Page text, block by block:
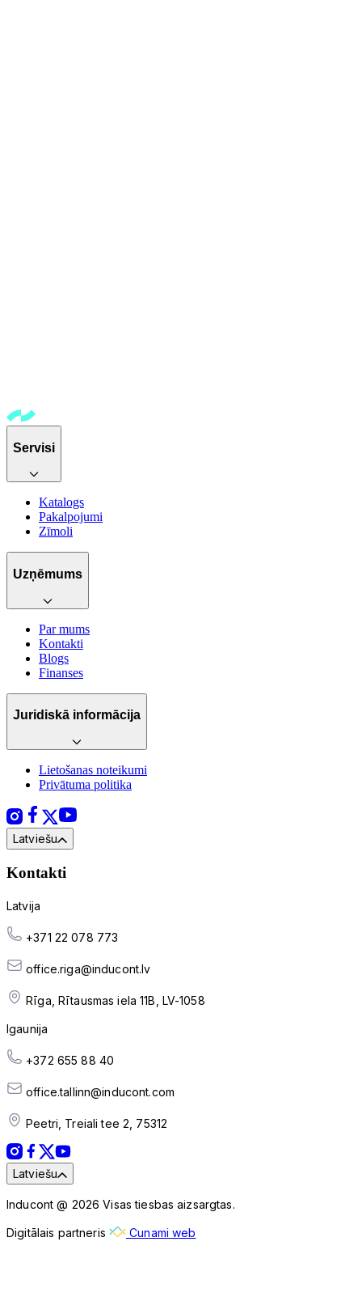
Servisi
Katalogs
Pakalpojumi
Zīmoli
Uzņēmums
Par mums
Kontakti
Blogs
Finanses
Juridiskā informācija
Lietošanas noteikumi
Privātuma politika
Latviešu
Kontakti
Latvija
+371 22 078 773
office.riga@inducont.lv
Rīga, Rītausmas iela 11B, LV-1058
Igaunija
+372 655 88 40
office.tallinn@inducont.com
Peetri, Treiali tee 2, 75312
Latviešu
Inducont @ 2026 Visas tiesbas aizsargtas.
Digitālais partneris Cunami web